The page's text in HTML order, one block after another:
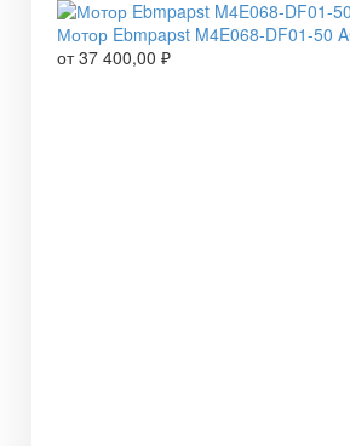
Мотор Ebmpapst M4E068-DF01-50
от37 400,00 ₽